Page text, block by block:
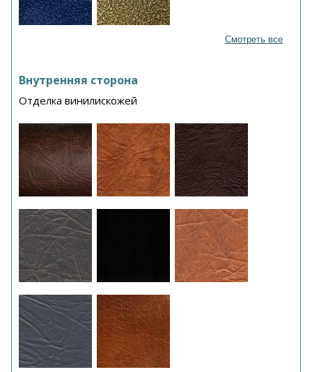
Смотреть все
Внутренняя сторона
Отделка винилискожей